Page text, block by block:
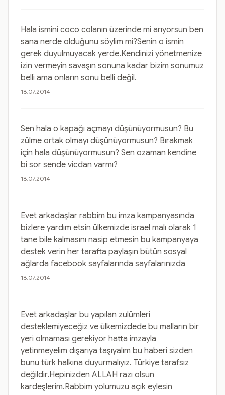
Hala ismini coco colanın üzerinde mi arıyorsun ben
sana nerde olduğunu söylim mi?Senin o ismin
gerek duyulmuyacak yerde.Kendinizi yönetmenize
izin vermeyin savaşın sonuna kadar bizim sonumuz
belli ama onların sonu belli değil.
18.07.2014
Sen hala o kapağı açmayı düşünüyormusun? Bu
zülme ortak olmayı düşünüyormusun? Bırakmak
için hala düşünüyormusun? Sen ozaman kendine
bi sor sende vicdan varmı?
18.07.2014
Evet arkadaşlar rabbim bu imza kampanyasında
bizlere yardım etsin ülkemizde israel malı olarak 1
tane bile kalmasını nasip etmesin bu kampanyaya
destek verin her tarafta paylaşın bütün sosyal
ağlarda facebook sayfalarında sayfalarınızda
18.07.2014
Evet arkadaşlar bu yapılan zulümleri
desteklemiyeceğiz ve ülkemizdede bu malların bir
yeri olmaması gerekiyor hatta imzayla
yetinmeyelim dışarıya taşıyalım bu haberi sizden
bunu türk halkına duyurmalıyız. Türkiye tarafsız
değildir.Hepinizden ALLAH razı olsun
kardeşlerim.Rabbim yolumuzu açık eylesin